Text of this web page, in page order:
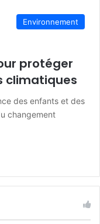
Environnement
protéger
climatiques
des enfants et des
changement